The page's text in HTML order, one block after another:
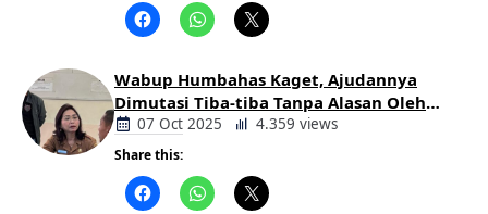
Wabup Humbahas Kaget, Ajudannya
Dimutasi Tiba-tiba Tanpa Alasan Oleh
Bupati
07 Oct 2025 4.359 views
Share this: